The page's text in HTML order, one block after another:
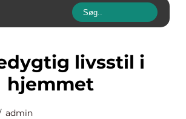
hjemmet
admin